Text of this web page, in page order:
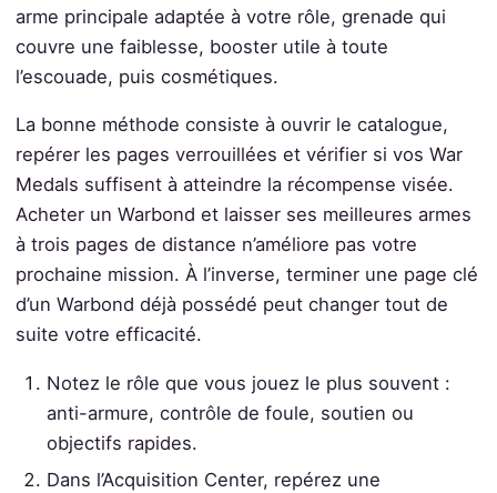
arme principale adaptée à votre rôle, grenade qui
couvre une faiblesse, booster utile à toute
l’escouade, puis cosmétiques.
La bonne méthode consiste à ouvrir le catalogue,
repérer les pages verrouillées et vérifier si vos War
Medals suffisent à atteindre la récompense visée.
Acheter un Warbond et laisser ses meilleures armes
à trois pages de distance n’améliore pas votre
prochaine mission. À l’inverse, terminer une page clé
d’un Warbond déjà possédé peut changer tout de
suite votre efficacité.
Notez le rôle que vous jouez le plus souvent :
anti-armure, contrôle de foule, soutien ou
objectifs rapides.
Dans l’Acquisition Center, repérez une